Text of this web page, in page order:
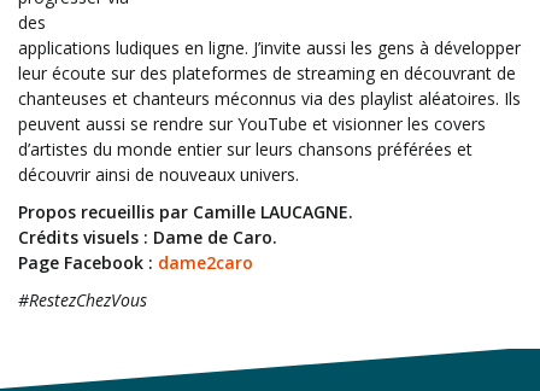
des
applications ludiques en ligne. J’invite aussi les gens à développer
leur écoute sur des plateformes de streaming en découvrant de
chanteuses et chanteurs méconnus via des playlist aléatoires. Ils
peuvent aussi se rendre sur YouTube et visionner les covers
d’artistes du monde entier sur leurs chansons préférées et
découvrir ainsi de nouveaux univers.
Propos recueillis par Camille LAUCAGNE.
Crédits visuels : Dame de Caro.
Page Facebook : dame2caro
#RestezChezVous